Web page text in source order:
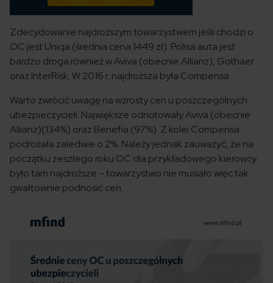
Zdecydowanie najdroższym towarzystwem jeśli chodzi o
OC jest Uniqa (średnia cena 1449 zł). Polisa auta jest
bardzo droga również w Aviva (obecnie Allianz), Gothaer
oraz InterRisk. W 2016 r. najdroższa była Compensa.
Warto zwrócić uwagę na wzrosty cen u poszczególnych
ubezpieczycieli. Największe odnotowały Aviva (obecnie
Allianz)(134%) oraz Benefia (97%). Z kolei Compensa
podrożała zaledwie o 2%. Należy jednak zauważyć, że na
początku zeszłego roku OC dla przykładowego kierowcy
było tam najdroższe – towarzystwo nie musiało więc tak
gwałtownie podnosić cen.